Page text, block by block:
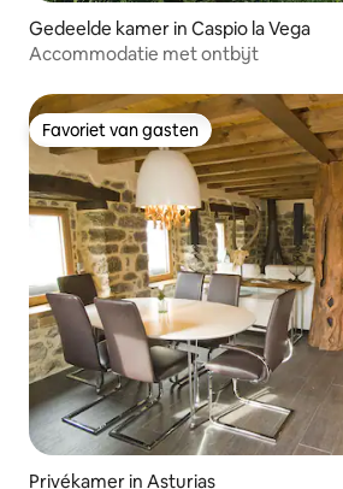
Gedeelde kamer in Caspio la Vega
Accommodatie met ontbijt
Favoriet van gasten
Favoriet van gasten
Privékamer in Asturias